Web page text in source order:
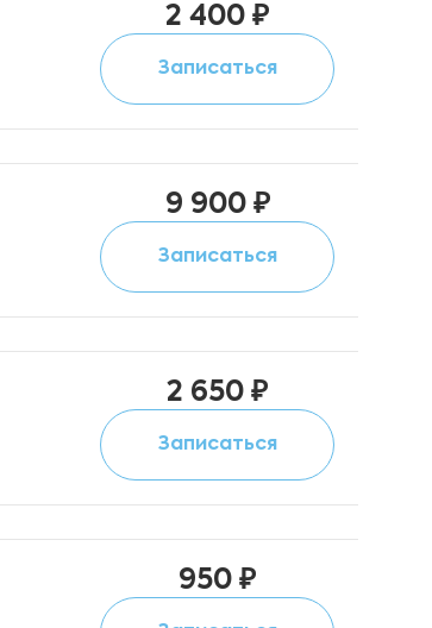
2 400 ₽
Записаться
9 900 ₽
Записаться
2 650 ₽
Записаться
950 ₽